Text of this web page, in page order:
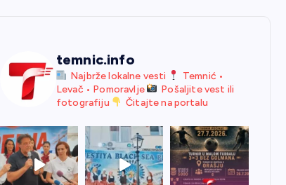
temnic.info
Najbrže lokalne vesti
Temnić •
Levač • Pomoravlje
Pošaljite vest ili
fotografiju
Čitajte na portalu